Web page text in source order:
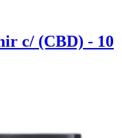
c/ (CBD) - 10